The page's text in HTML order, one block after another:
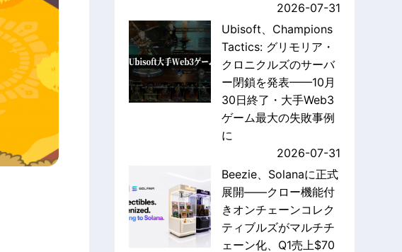
2026-07-31
Ubisoft、Champions
Tactics: グリモリア・
クロニクルズのサーバ
ー閉鎖を発表——10月
30日終了・大手Web3
ゲーム最大の失敗事例
に
2026-07-31
Beezie、Solanaに正式
展開——クロー機能付
きオンチェーンコレク
ティブルズがマルチチ
ェーン化、Q1売上$70